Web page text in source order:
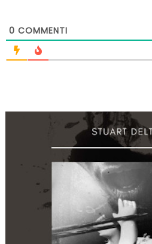
0 COMMENTI